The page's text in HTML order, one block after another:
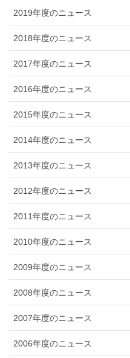
2019年度のニュース
2018年度のニュース
2017年度のニュース
2016年度のニュース
2015年度のニュース
2014年度のニュース
2013年度のニュース
2012年度のニュース
2011年度のニュース
2010年度のニュース
2009年度のニュース
2008年度のニュース
2007年度のニュース
2006年度のニュース